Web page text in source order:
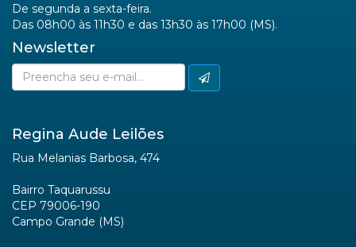
De segunda a sexta-feira.
Das 08h00 às 11h30 e das 13h30 às 17h00 (MS).
Newsletter
Regina Aude Leilões
Rua Melanias Barbosa, 474
Bairro Taquarussu
CEP 79006-190
Campo Grande (MS)